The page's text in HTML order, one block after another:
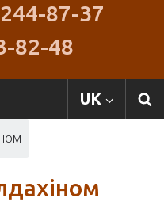
87-37
82-48
UK